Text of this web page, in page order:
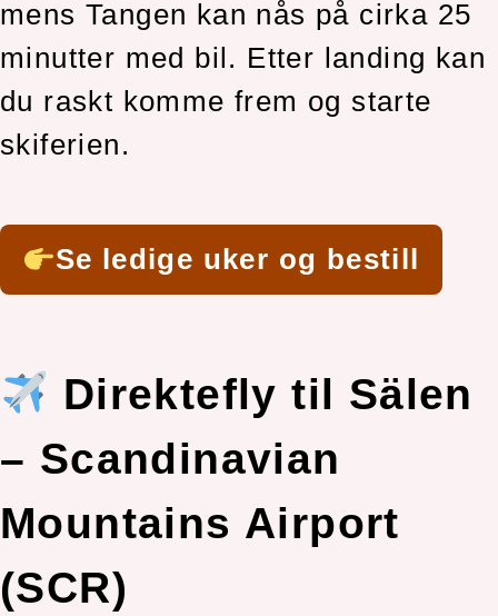
mens Tangen kan nås på cirka 25
minutter med bil. Etter landing kan
du raskt komme frem og starte
skiferien.
Se ledige uker og bestill
Direktefly til Sälen
– Scandinavian
Mountains Airport
(SCR)